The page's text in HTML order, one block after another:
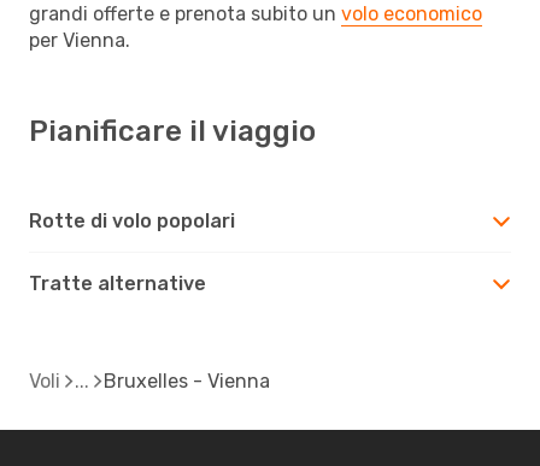
grandi offerte e prenota subito un volo economico
per Vienna.
Pianificare il viaggio
Rotte di volo popolari
Tratte alternative
Voli Bruxelles - Vienna